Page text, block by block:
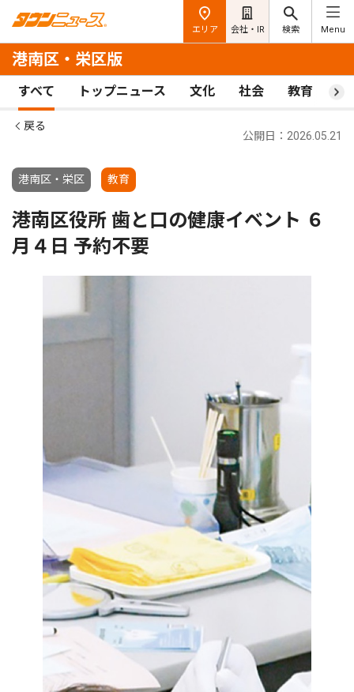
エリア 会社・IR 検索 Menu
港南区・栄区版
すべて トップニュース 文化 社会 教育 ス
戻る
港南区・栄区 教育
公開日：2026.05.21
港南区役所 歯と口の健康イベント ６
月４日 予約不要